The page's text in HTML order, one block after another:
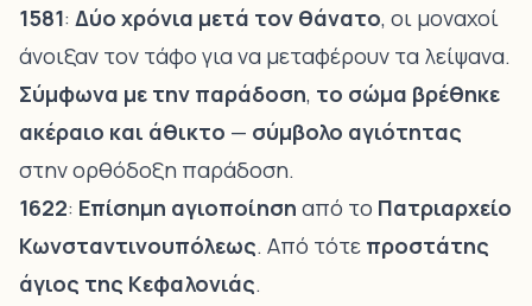
1581: Δύο χρόνια μετά τον θάνατο, οι μοναχοί
άνοιξαν τον τάφο για να μεταφέρουν τα λείψανα.
Σύμφωνα με την παράδοση, το σώμα βρέθηκε
ακέραιο και άθικτο — σύμβολο αγιότητας
στην ορθόδοξη παράδοση.
1622: Επίσημη αγιοποίηση από το Πατριαρχείο
Κωνσταντινουπόλεως. Από τότε προστάτης
άγιος της Κεφαλονιάς.